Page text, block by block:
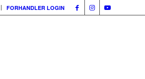
FORHANDLER LOGIN